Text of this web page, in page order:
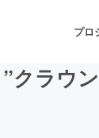
プロ
”クラウ